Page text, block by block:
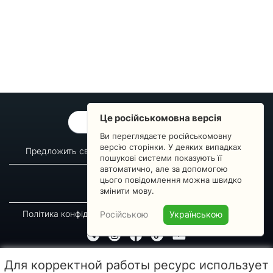
ОБРАТНАЯ СВЯЗЬ
Предложить свой вопрос Статистика изменений
О сервисе
Преподавателям
Новости
Пульс страны
Політика конфіденційності Угода підписника
Це російськомовна версія
Ви переглядаєте російськомовну
версію сторінки. У деяких випадках
пошукові системи показують її
автоматично, але за допомогою
цього повідомлення можна швидко
змінити мову.
Російською Українською
Для корректной работы ресурс использует